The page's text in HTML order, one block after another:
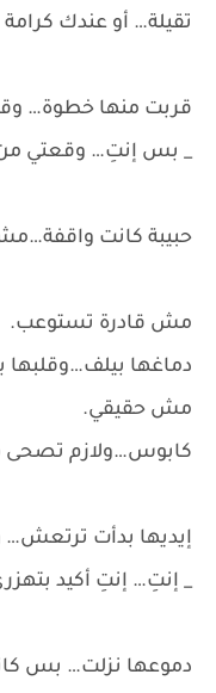
تقيلة… أو عندك كرامة
قربت منها خطوة…
_ بس إنتِ… وقعتي
حبيبة كانت
مش قادرة تستوعب.
دماغها
مش حقيقي.
كابوس…ولازم تصحى
إيديها بدأت
_ إنتِ… إنتِ أكيد
دموعها نزلت… بس